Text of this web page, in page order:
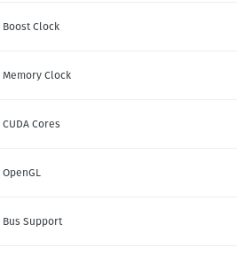
Boost Clock
Memory Clock
CUDA Cores
OpenGL
Bus Support